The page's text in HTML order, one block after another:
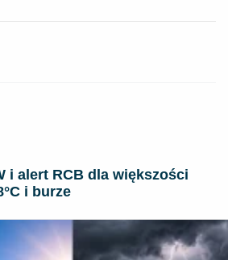
i alert RCB dla większości
i burze